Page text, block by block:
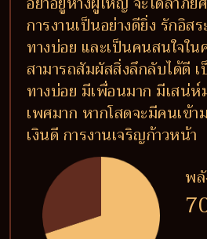
การงานเป็นอย่างดียิ่ง รักอิส
ทางบ่อย และเป็นคนสนใจใ
สามารถสัมผัสสิ่งลึกลับได้ดี
ทางบ่อย มีเพื่อนมาก มีเสน่ห์
เพศมาก หากโสดจะมีคนเข้า
เงินดี การงานเจริญก้าวหน้า
พ